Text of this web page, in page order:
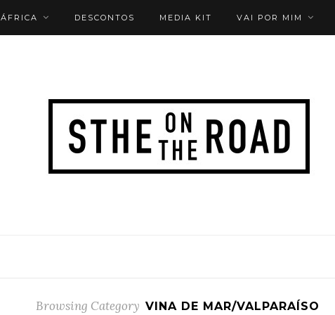
ÁFRICA DESCONTOS MEDIA KIT VAI POR MIM
Browsing Category VINA DE MAR/VALPARAÍSO